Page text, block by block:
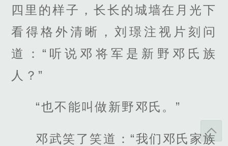
四里的样子，长长的城墙在月光下
看得格外清晰，刘璟注视片刻问
道：“听说邓将军是新野邓氏族
人？”
“也不能叫做新野邓氏。”
邓武笑了笑道：“我们邓氏家族